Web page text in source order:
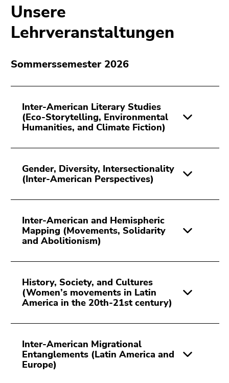
Unsere
Lehrveranstaltungen
Sommerssemester 2026
Inter-American Literary Studies
(Eco-Storytelling, Environmental
Humanities, and Climate Fiction)
Gender, Diversity, Intersectionality
(Inter-American Perspectives)
Inter-American and Hemispheric
Mapping (Movements, Solidarity
and Abolitionism)
History, Society, and Cultures
(Women’s movements in Latin
America in the 20th-21st century)
Inter-American Migrational
Entanglements (Latin America and
Europe)